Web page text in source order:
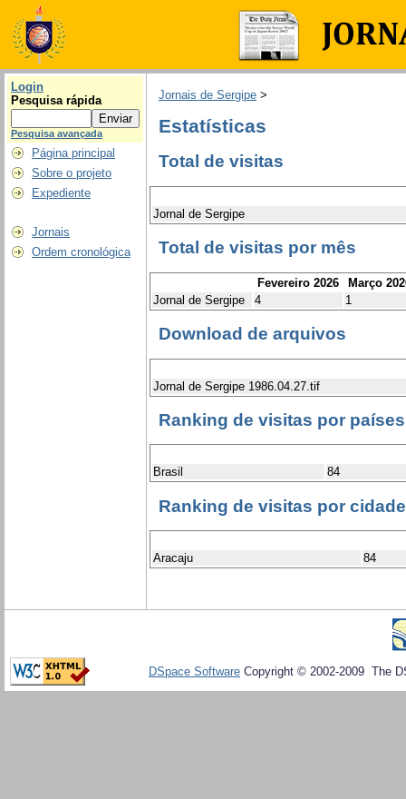
Login
Pesquisa rápida
Pesquisa avançada
Página principal
Sobre o projeto
Expediente
Jornais
Ordem cronológica
Jornais de Sergipe >
Estatísticas
Total de visitas
Jornal de Sergipe
Total de visitas por mês
Fevereiro 2026
Março
Jornal de Sergipe
4 1
Download de arquivos
Jornal de Sergipe 1986.04.27.tif
Ranking de visitas por países
Brasil 84
Ranking de visitas por
Aracaju 84
DSpace Software Copyright © 2002-2009 The